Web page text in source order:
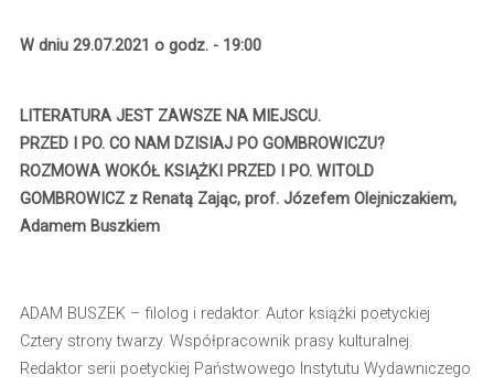
W dniu 29.07.2021 o godz. - 19:00
LITERATURA JEST ZAWSZE NA MIEJSCU.
PRZED I PO. CO NAM DZISIAJ PO GOMBROWICZU?
ROZMOWA WOKÓŁ KSIĄŻKI PRZED I PO. WITOLD
GOMBROWICZ z Renatą Zając, prof. Józefem Olejniczakiem,
Adamem Buszkiem
ADAM BUSZEK – filolog i redaktor. Autor książki poetyckiej
Cztery strony twarzy. Współpracownik prasy kulturalnej.
Redaktor serii poetyckiej Państwowego Instytutu Wydawniczego